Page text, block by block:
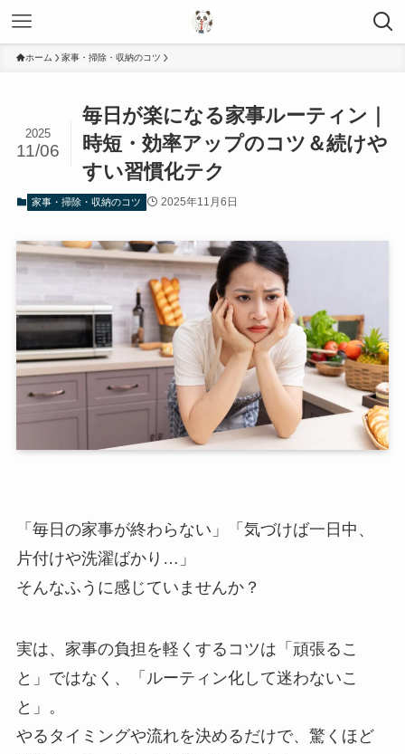
ホーム 家事・掃除・収納のコツ
毎日が楽になる家事ルーティン｜
時短・効率アップのコツ＆続けや
すい習慣化テク
2025
11/06
家事・掃除・収納のコツ 2025年11月6日
「毎日の家事が終わらない」「気づけば一日中、
片付けや洗濯ばかり…」
そんなふうに感じていませんか？
実は、家事の負担を軽くするコツは「頑張るこ
と」ではなく、「ルーティン化して迷わないこ
と」。
やるタイミングや流れを決めるだけで、驚くほど